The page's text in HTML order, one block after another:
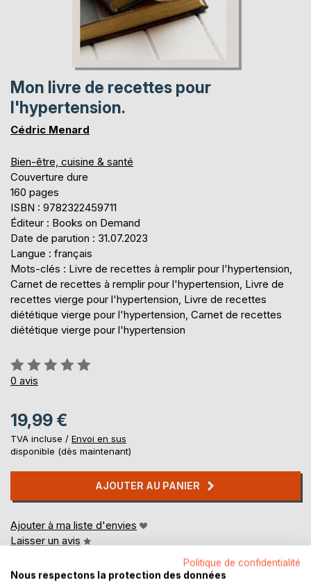
Mon livre de recettes pour
l'hypertension.
Cédric Menard
Bien-être, cuisine & santé
Couverture dure
160 pages
ISBN : 9782322459711
Éditeur : Books on Demand
Date de parution : 31.07.2023
Langue : français
Mots-clés : Livre de recettes à remplir pour l'hypertension,
Carnet de recettes à remplir pour l'hypertension, Livre de
recettes vierge pour l'hypertension, Livre de recettes
diététique vierge pour l'hypertension, Carnet de recettes
diététique vierge pour l'hypertension
Évaluation:
0%
0 avis
19,99 €
TVA incluse / Envoi en sus
disponible (dès maintenant)
AJOUTER AU PANIER
Ajouter à ma liste d'envies
Laisser un avis
Politique de confidentialité
Nous respectons la protection des données